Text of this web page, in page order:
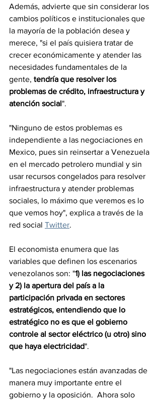
Además, advierte que sin considerar los
cambios políticos e institucionales que
la mayoría de la población desea y
merece, "si el país quisiera tratar de
crecer económicamente y atender las
necesidades fundamentales de la
gente, tendría que resolver los
problemas de crédito, infraestructura y
atención social".
"Ninguno de estos problemas es
independiente a las negociaciones en
Mexico, pues sin reinsertar a Venezuela
en el mercado petrolero mundial y sin
usar recursos congelados para resolver
infraestructura y atender problemas
sociales, lo máximo que veremos es lo
que vemos hoy", explica a través de la
red social Twitter.
El economista enumera que las
variables que definen los escenarios
venezolanos son: "1) las negociaciones
y 2) la apertura del país a la
participación privada en sectores
estratégicos, entendiendo que lo
estratégico no es que el gobierno
controle al sector eléctrico (u otro) sino
que haya electricidad".
"Las negociaciones están avanzadas de
manera muy importante entre el
gobierno y la oposición.  Ahora solo